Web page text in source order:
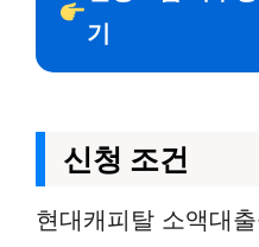
기
신청 조건
현대캐피탈 소액대